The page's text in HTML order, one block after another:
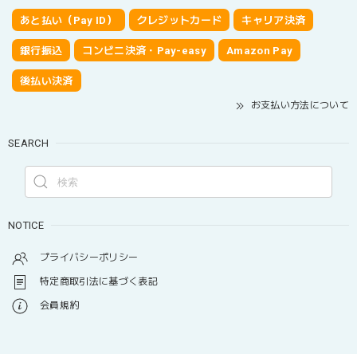
あと払い（Pay ID） クレジットカード キャリア決済
銀行振込 コンビニ決済・Pay-easy Amazon Pay
後払い決済
お支払い方法について
SEARCH
NOTICE
プライバシーポリシー
特定商取引法に基づく表記
会員規約